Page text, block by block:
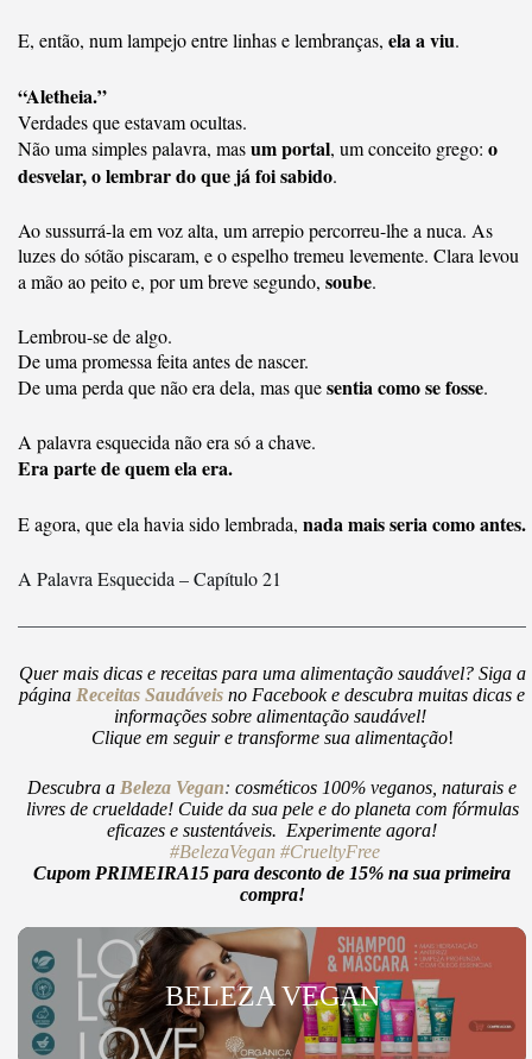
E, então, num lampejo entre linhas e lembranças, ela a viu.
“Aletheia.”
Verdades que estavam ocultas.
Não uma simples palavra, masum portal, um conceito grego: o
desvelar, o lembrar do que já foi sabido.
Ao sussurrá-la em voz alta, um arrepio percorreu-lhe a nuca. As
luzes do sótão piscaram, e o espelho tremeu levemente. Clara levou
a mão ao peito e, por um breve segundo, soube.
Lembrou-se de algo.
De uma promessa feita antes de nascer.
De uma perda que não era dela, mas quesentia como se fosse.
A palavra esquecida não era só a chave.
Era parte de quem ela era.
E agora, que ela havia sido lembrada, nada mais seria como antes.
A Palavra Esquecida – Capítulo 21
Quer mais dicas e receitas para uma alimentação saudável? Siga a
página Receitas Saudáveis no Facebook e descubra muitas dicas e
informações sobre alimentação saudável!
Clique em seguir e transforme sua alimentação!
Descubra a Beleza Vegan: cosméticos 100% veganos, naturais e
livres de crueldade! Cuide da sua pele e do planeta com fórmulas
eficazes e sustentáveis. Experimente agora!
#BelezaVegan #CrueltyFree
Cupom PRIMEIRA15 para desconto de 15% na sua primeira
compra!
BELEZA VEGAN